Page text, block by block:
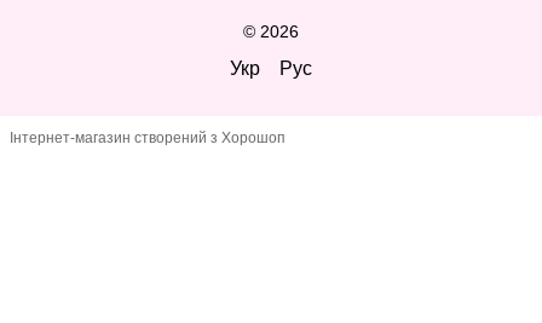
© 2026
Укр Рус
Інтернет-магазин створений з Хорошоп